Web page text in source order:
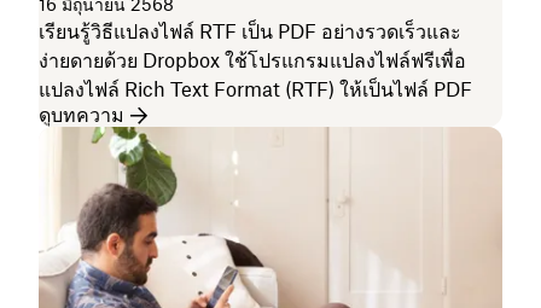
16 มิถุนายน 2568
เรียนรู้วิธีแปลงไฟล์ RTF เป็น PDF อย่างรวดเร็วและ
ง่ายดายด้วย Dropbox ใช้โปรแกรมแปลงไฟล์ฟรีเพื่อ
แปลงไฟล์ Rich Text Format (RTF) ให้เป็นไฟล์ PDF
ดูบทความ